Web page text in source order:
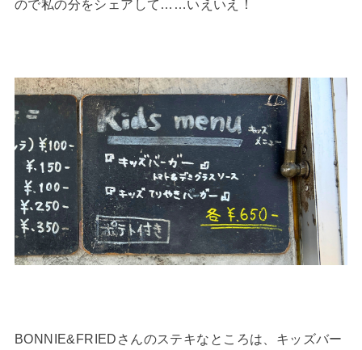
ので私の分をシェアして……いえいえ！
BONNIE&FRIEDさんのステキなところは、キッズバー